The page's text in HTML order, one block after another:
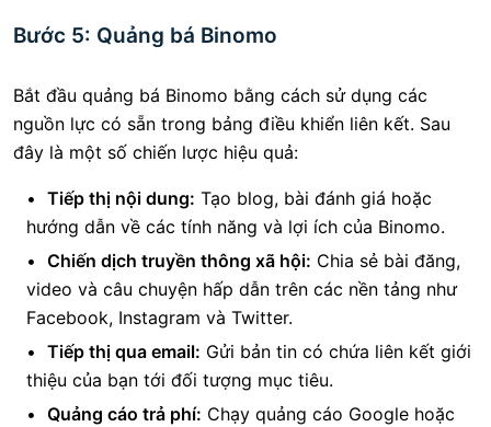
Bước 5: Quảng bá Binomo
Bắt đầu quảng bá Binomo bằng cách sử dụng các
nguồn lực có sẵn trong bảng điều khiển liên kết. Sau
đây là một số chiến lược hiệu quả:
Tiếp thị nội dung: Tạo blog, bài đánh giá hoặc
hướng dẫn về các tính năng và lợi ích của Binomo.
Chiến dịch truyền thông xã hội: Chia sẻ bài đăng,
video và câu chuyện hấp dẫn trên các nền tảng như
Facebook, Instagram và Twitter.
Tiếp thị qua email: Gửi bản tin có chứa liên kết giới
thiệu của bạn tới đối tượng mục tiêu.
Quảng cáo trả phí: Chạy quảng cáo Google hoặc